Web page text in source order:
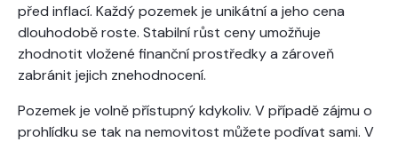
před inflací. Každý pozemek je unikátní a jeho cena
dlouhodobě roste. Stabilní růst ceny umožňuje
zhodnotit vložené finanční prostředky a zároveň
zabránit jejich znehodnocení.
Pozemek je volně přístupný kdykoliv. V případě zájmu o
prohlídku se tak na nemovitost můžete podívat sami. V